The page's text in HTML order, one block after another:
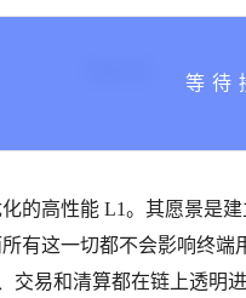
的高性能 L1。其愿景是
有这一切都不会影响终
交易和清算都在链上透明